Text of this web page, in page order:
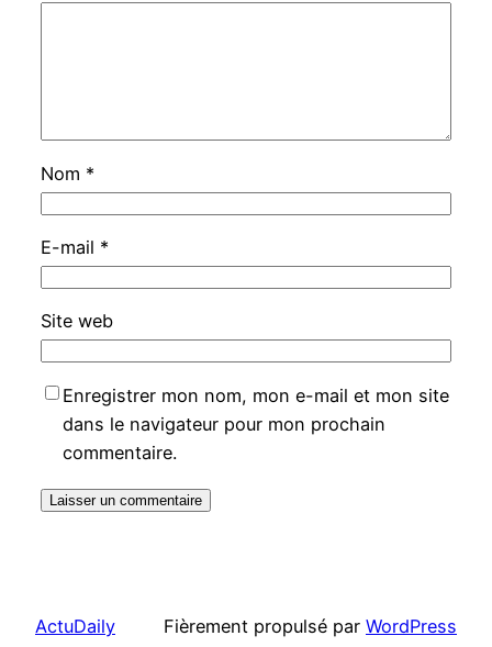
Nom *
E-mail *
Site web
Enregistrer mon nom, mon e-mail et mon site
dans le navigateur pour mon prochain
commentaire.
ActuDaily Fièrement propulsé par WordPress